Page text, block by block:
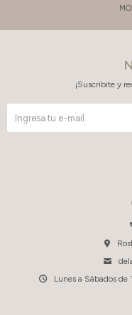
Lunes a Sábados
¡Suscribite y